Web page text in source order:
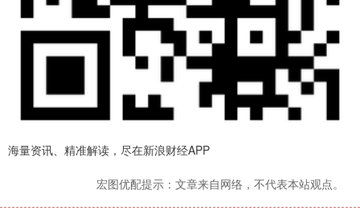
海量资讯、精准解读，尽在新浪财经APP
宏图优配提示：文章来自网络，不代表本站观点。